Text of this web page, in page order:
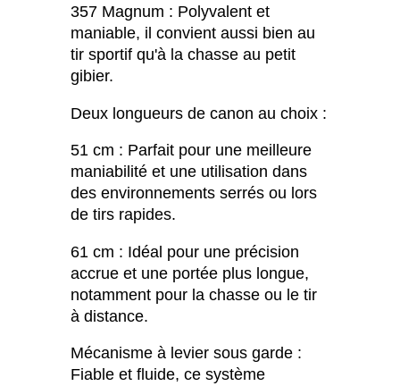
357 Magnum : Polyvalent et
maniable, il convient aussi bien au
tir sportif qu'à la chasse au petit
gibier.
Deux longueurs de canon au choix :
51 cm : Parfait pour une meilleure
maniabilité et une utilisation dans
des environnements serrés ou lors
de tirs rapides.
61 cm : Idéal pour une précision
accrue et une portée plus longue,
notamment pour la chasse ou le tir
à distance.
Mécanisme à levier sous garde :
Fiable et fluide, ce système